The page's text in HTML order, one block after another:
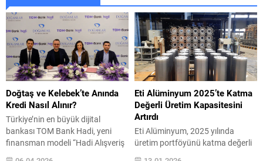
Doğtaş ve Kelebek’te Anında
Kredi Nasıl Alınır?
Türkiye’nin en büyük dijital
bankası TOM Bank Hadi, yeni
finansman modeli “Hadi Alışveriş
Kredisi” ile Doğtaş, Kelebek ve
Eti Alüminyum 2025’te Katma
Değerli Üretim Kapasitesini
Artırdı
Eti Alüminyum, 2025 yılında
üretim portföyünü katma değerli
ürünlerle genişletmeye odaklandı.